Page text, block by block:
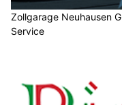
Zollgarage Neuhausen
Service